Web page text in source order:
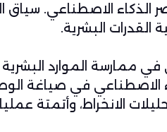
الذكاء الاصطناعي.
في ممارسة الموارد البشرية
الاصطناعي في صياغة
الانخراط، وأتمتة